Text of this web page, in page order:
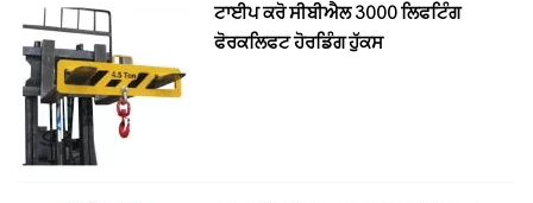
ਟਾਈਪ ਕਰੋ ਸੀਬੀਐਲ 3000 ਲਿਫਟਿੰਗ
ਫੋਰਕਲਿਫਟ ਹੋਰਡਿੰਗ ਹੁੱਕਸ